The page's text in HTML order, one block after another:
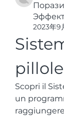
2023年9
Scopri il
un